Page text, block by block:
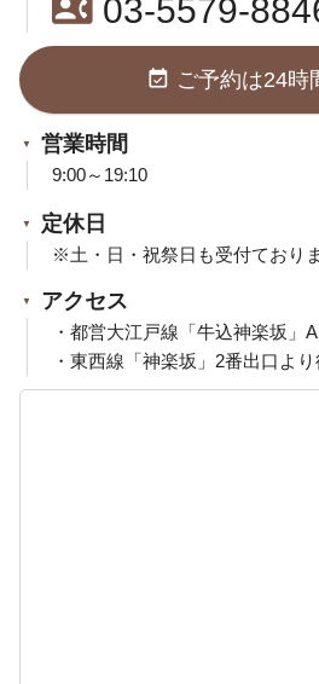
contact_phone 03-5579-
event_available ご予約は24時
営業時間
9:00～19:10
定休日
※土・日・祝祭日も受付ておりま
アクセス
・都営大江戸線「牛込神楽坂」
・東西線「神楽坂」2番出口よ